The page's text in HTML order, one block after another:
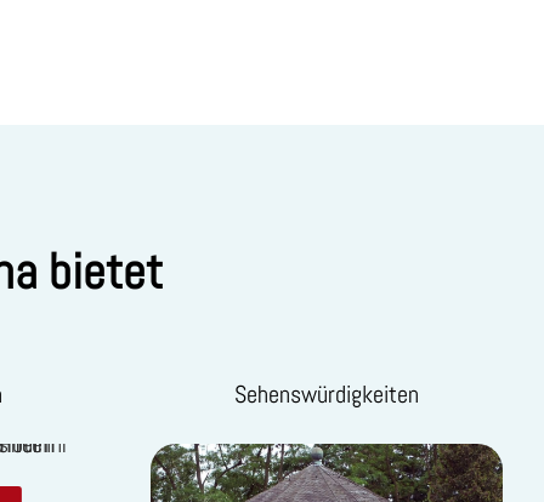
bietet
Sehenswürdigkeiten